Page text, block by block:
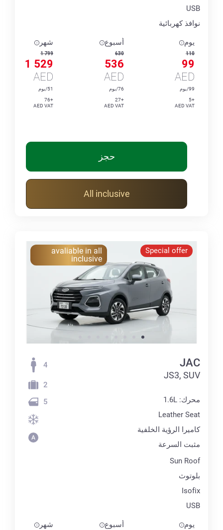
USB
نوافذ كهربائية
يوم
110
99
AED
99/يوم
+5
AED VAT
أسبوع
630
536
AED
76/يوم
+27
AED VAT
شهر
1 799
1 529
AED
51/يوم
+76
AED VAT
حجز
All inclusive
Special offer
avaliable in all
inclusive
JAC
JS3, SUV
محرك: 1.6L
Leather Seat
كاميرا الرؤية الخلفية
مثبت السرعة
Sun Roof
بلوتوث
Isofix
USB
4
2
5
يوم أسبوع شهر